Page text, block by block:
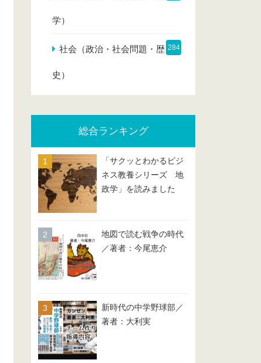
学）
社会（政治・社会問題・歴
史）
284
総合ランキング
「サクッとわかるビジ
ネス教養シリーズ 地
政学」を読みました
地図で読む戦争の時代
／著者：今尾恵介
新時代の中学野球部／
著者：大利実